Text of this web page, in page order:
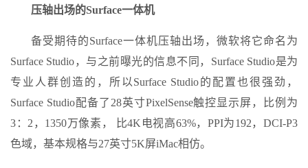
压轴出场的Surface一体机
备受期待的Surface一体机压轴出场，微软将它命名为
Surface Studio，与之前曝光的信息不同，Surface Studio是为
专业人群创造的，所以Surface Studio的配置也很强劲，
Surface Studio配备了28英寸PixelSense触控显示屏，比例为
3：2，1350万像素， 比4K电视高63%，PPI为192，DCI-P3
色域，基本规格与27英寸5K屏iMac相仿。